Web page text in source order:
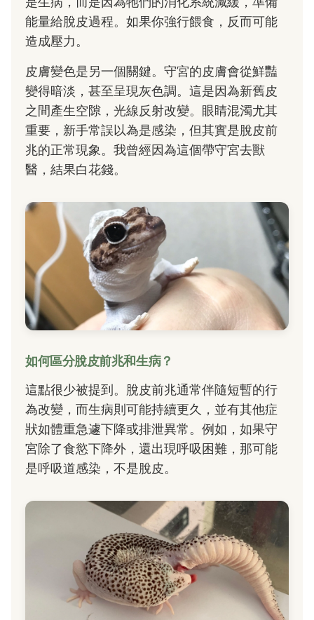
能量給脫皮過程。如果你強行餵食，反而可能
造成壓力。
皮膚變色是另一個關鍵。守宮的皮膚會從鮮豔
變得暗淡，甚至呈現灰色調。這是因為新舊皮
之間產生空隙，光線反射改變。眼睛混濁尤其
重要，新手常誤以為是感染，但其實是脫皮前
兆的正常現象。我曾經因為這個帶守宮去獸
醫，結果白花錢。
如何區分脫皮前兆和生病？
這點很少被提到。脫皮前兆通常伴隨短暫的行
為改變，而生病則可能持續更久，並有其他症
狀如體重急遽下降或排泄異常。例如，如果守
宮除了食慾下降外，還出現呼吸困難，那可能
是呼吸道感染，不是脫皮。